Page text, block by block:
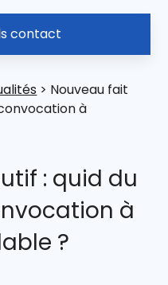
contact
> Nouveau fait
à
: quid du
à
?